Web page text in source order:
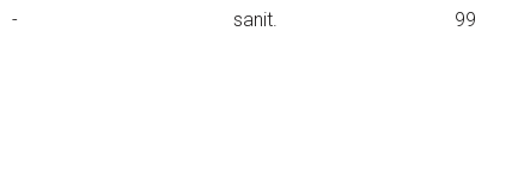
- sanit. 99